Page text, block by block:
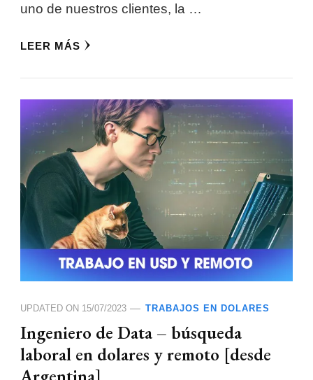
uno de nuestros clientes, la …
LEER MÁS
UPDATED ON 15/07/2023 TRABAJOS EN DOLARES
Ingeniero de Data – búsqueda
laboral en dolares y remoto [desde